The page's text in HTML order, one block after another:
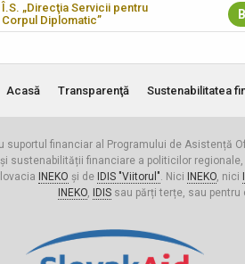
Î.S. „Direcţia Servicii pentru
Corpul Diplomatic”
Acasă Transparenţă Sustenabilitatea
suportul financiar al Programului de Asistență
sustenabilității financiare a politicilor
INEKO și de IDIS "Viitorul". Nici INEKO, nici
INEKO, IDISsau părți terțe, sau pentru